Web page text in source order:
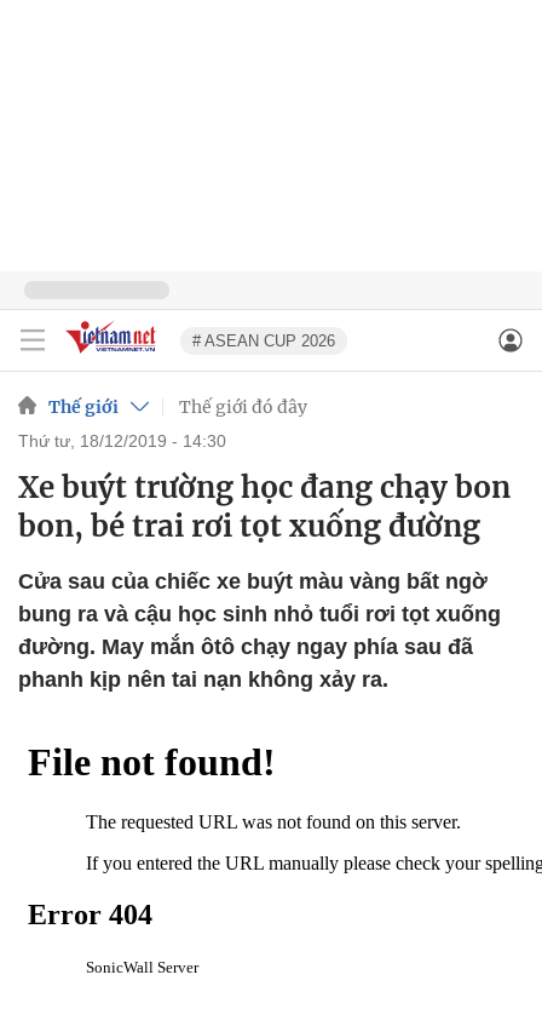
# ASEAN CUP 2026
Thế giới Thế giới đó đây
thứ tư, 18/12/2019 - 14:30
Xe buýt trường học đang chạy bon
bon, bé trai rơi tọt xuống đường
Cửa sau của chiếc xe buýt màu vàng bất ngờ
bung ra và cậu học sinh nhỏ tuổi rơi tọt xuống
đường. May mắn ôtô chạy ngay phía sau đã
phanh kịp nên tai nạn không xảy ra.